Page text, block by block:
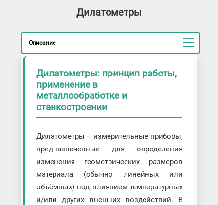
Дилатометры
Описание
Дилатометры: принцип работы,
применение в
металлообработке и
станкостроении
Дилатометры – измерительные приборы,
предназначенные для определения
изменения геометрических размеров
материала (обычно линейных или
объёмных) под влиянием температурных
и/или других внешних воздействий. В